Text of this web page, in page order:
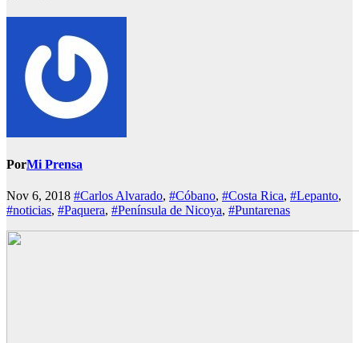
PorMi Prensa
Nov 6, 2018 #Carlos Alvarado, #Cóbano, #Costa Rica, #Lepanto,
#noticias, #Paquera, #Península de Nicoya, #Puntarenas